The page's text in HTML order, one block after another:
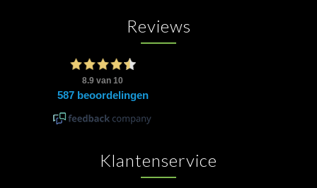
Reviews
Klantenservice